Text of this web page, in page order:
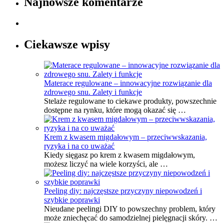
Ciekawsze wpisy
Materace regulowane – innowacyjne rozwiązanie dla
zdrowego snu. Zalety i funkcje
Stelaże regulowane to ciekawe produkty, powszechnie
dostępne na rynku, które mogą okazać się …
Krem z kwasem migdałowym – przeciwwskazania,
ryzyka i na co uważać
Kiedy sięgasz po krem z kwasem migdałowym,
możesz liczyć na wiele korzyści, ale …
Peeling diy: najczęstsze przyczyny niepowodzeń i
szybkie poprawki
Nieudane peelingi DIY to powszechny problem, który
może zniechęcać do samodzielnej pielęgnacji skóry. …